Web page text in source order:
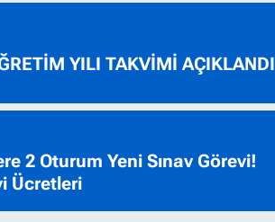
YILI TAKVİMİ AÇIKLANDI
2 Oturum Yeni Sınav Görevi!
Ücretleri